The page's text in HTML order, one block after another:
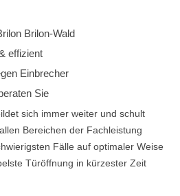
Brilon-Wald
effizient
Einbrecher
Sie
sich immer weiter und schult
Bereichen der Fachleistung
Fälle auf optimaler Weise
Türöffnung in kürzester Zeit